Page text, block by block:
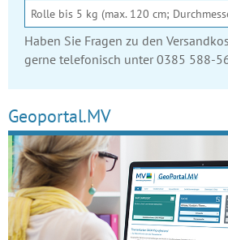
Rolle bis 5 kg (max. 120 cm;
Haben Sie Fragen zu den
gerne telefonisch unter 0385 588-
Geoportal.MV